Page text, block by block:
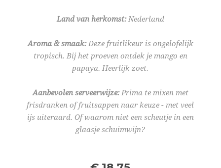
Land van herkomst:Nederland
Aroma & smaak:Deze fruitlikeur is ongelofelijk
tropisch. Bij het proeven ontdek je mango en
papaya. Heerlijk zoet.
Aanbevolen serveerwijze:Prima te mixen met
frisdranken of fruitsappen naar keuze - met veel
ijs uiteraard. Of waarom niet een scheutje in een
glaasje schuimwijn?